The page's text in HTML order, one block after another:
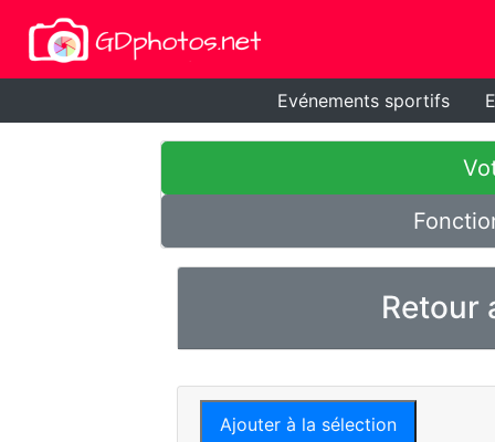
Evénements sportifs
Retour
Ajouter à la sélection